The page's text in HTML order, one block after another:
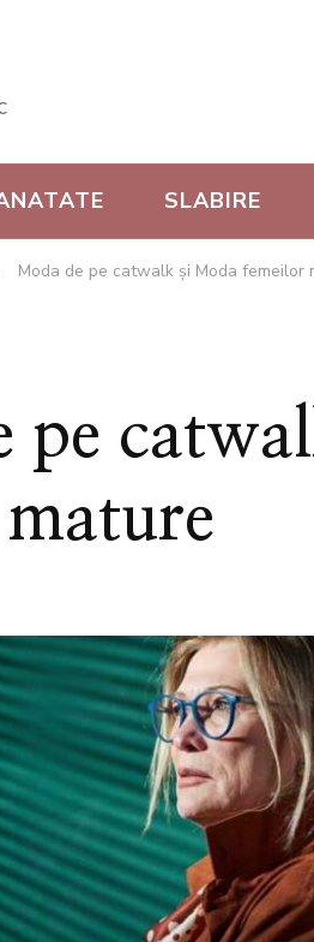
SLABIRE
Moda de pe catwalk și Moda femeilor
pe